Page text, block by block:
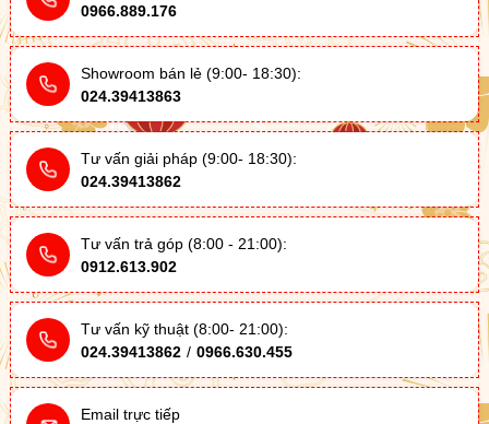
0966.889.176
Showroom bán lẻ (9:00- 18:30):
024.39413863
Tư vấn giải pháp (9:00- 18:30):
024.39413862
Tư vấn trả góp (8:00 - 21:00):
0912.613.902
Tư vấn kỹ thuật (8:00- 21:00):
024.39413862 / 0966.630.455
Email trực tiếp